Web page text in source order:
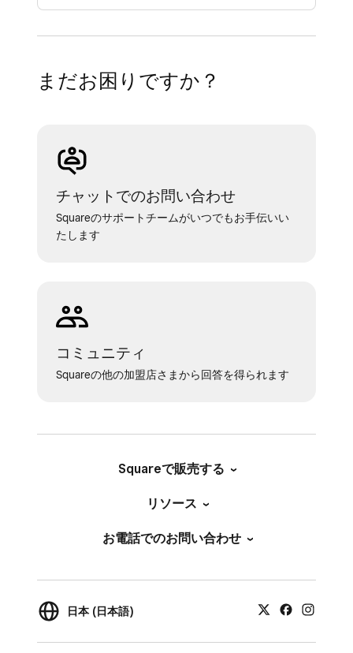
まだお困りですか？
チャットでのお問い合わせ
Squareのサポートチームがいつでもお手伝いい
たします
コミュニティ
Squareの他の加盟店さまから回答を得られます
Squareで販売する
リソース
お電話でのお問い合わせ
日本 (日本語)